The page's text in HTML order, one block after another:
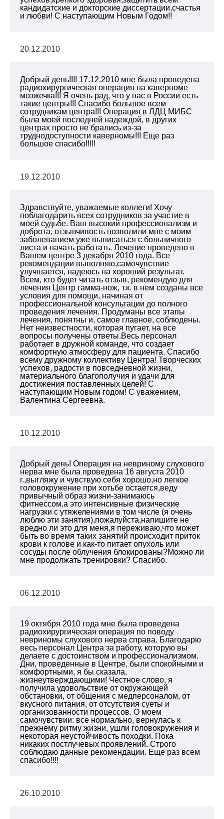
кандидатские и докторские диссертации,счастья
и любви! С наступающим Новым Годом!!
20.12.2010
Добрый день!!!! 17.12.2010 мне была проведена
радиохирургическая операция на каверноме
мозжечка!!! Я очень рад, что у нас в России есть
такие центры!!! Спасибо большое всем
сотрудникам центра!!! Операция в ЛДЦ МИБС
была моей последней надеждой, в других
центрах просто не брались из-за
труднодоступности каверномы!!! Еще раз
большое спасибо!!!!!
19.12.2010
Здравствуйте, уважаемые коллеги! Хочу
поблагодарить всех сотрудников за участие в
моей судьбе. Ваш высокий профессионализм и
доброта, отзывчивость позволили мне с моим
заболеванием уже выписаться с больничного
листа и начать работать. Лечение проведено в
Вашем центре 3 декабря 2010 года. Все
рекомендации выполняю,самочувствие
улучшается, надеюсь на хороший результат.
Всем, кто будет читать отзыв, рекомендую для
лечения Центр гамма-нож, т.к. в нем созданы все
условия для помощи, начиная от
профессиональной консультации до полного
проведения лечения. Продуманы все этапы
лечения, понятны и, самое главное, соблюдены.
Нет неизвестности, которая пугает, на все
вопросы получены ответы.Весь персонал
работает в дружной команде, что создает
комфортную атмосферу для пациента. Спасибо
всему дружному коллективу Центра! Творческих
успехов, радости в повседневной жизни,
материального благополучия и удачи для
достижения поставленных целей! С
наступающим Новым годом! С уважением,
Валентина Сергеевна.
10.12.2010
Добрый день! Операция на невриному слухового
нерва мне была проведена 16 августа 2010
г.,выгляжу и чувствую себя хорошо,но легкое
головокружение при хотьбе остается,веду
привычный образ жизни-занимаюсь
фитнессом,а это интенсивные физические
нагрузки с утяжелениями в том числе (я очень
люблю эти занятия),пожалуйста,напишите не
вредно ли это для меня,я переживаю,что может
быть во время таких занятий происходит приток
крови к голове и как-то питает опухоль или
сосуды после облучения блокированы?Можно ли
мне продолжать тренировки? Спасибо.
06.12.2010
19 октября 2010 года мне была проведена
радиохирургическая операция по поводу
невриномы слухового нерва справа. Благодарю
весь персонал Центра за работу, которую вы
делаете с достоинством и профессионализмом.
Дни, проведенные в Центре, были спокойными и
комфортными, я бы сказала,
жизнеутверждающими! Честное слово, я
получила удовольствие от окружающей
обстановки, от общения с медперсоналом, от
вкусного питания, от отсутствия суеты и
организованности процессов. О моем
самочувствии: все нормально, вернулась к
прежнему ритму жизни, ушли головокружения и
некоторая неустойчивость походки. Пока
никаких постлучевых проявлений. Строго
соблюдаю данные рекомендации. Еще раз всем
спасибо!!!!
26.10.2010